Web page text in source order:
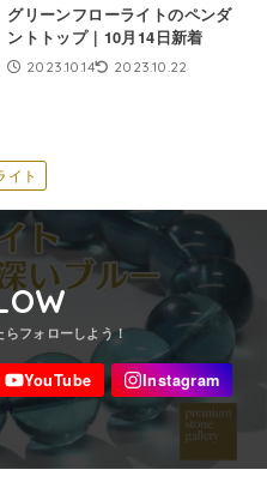
グリーンフローライトのペンダ
ントトップ｜10月14日新着
2023.10.14 2023.10.22
イト